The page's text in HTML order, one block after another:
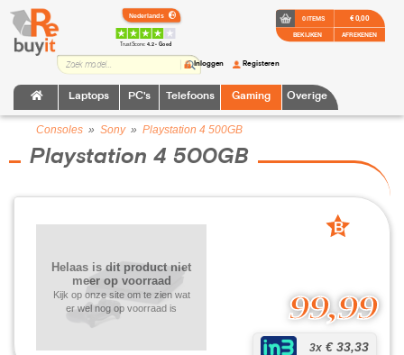
TrustScore:4.2 • Goed
Laptops PC's Telefoons Gaming Overige
Inloggen Registeren
0 ITEMS
BEKIJKEN
€ 0,00
AFREKENEN
Consoles » Sony» Playstation 4 500GB
Playstation 4 500GB
99,99
3x € 33,33
Helaas is dit product niet
meer op voorraad
Kijk op onze site om te zien wat
er wel nog op voorraad is
B